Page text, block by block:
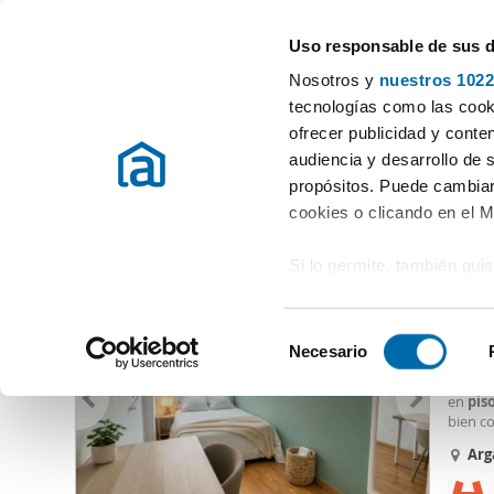
Uso responsable de sus
Nosotros y nuestros
tecnologías como las
ofrecer publicidad y
audiencia y desarrollo de
propósitos. Puede
cookies o clicando en el
Si lo permite, también
Identificar su
Obtenga más
preferencias en la
en la Declaración de
e
c
c
Necesario
Elegir distrito
Alquiler pisos Madrid provincia Alquiler pisos Madrid
Alquiler pisos Arganzuela Imperial Madrid (25 viviendas)
en
bien